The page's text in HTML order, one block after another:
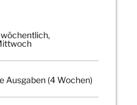
Ausgaben (4 Wochen)